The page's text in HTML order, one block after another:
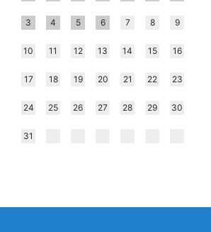
3 4 5 6 7 8 9
10 11 12 13 14 15 16
17 18 19 20 21 22 23
24 25 26 27 28 29 30
31